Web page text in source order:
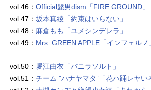
vol.46： Official髭男dism「FIRE GROUND」
vol.47： 坂本真綾「約束はいらない」
vol.48： 麻倉もも「ユメシンデレラ」
vol.49： Mrs. GREEN APPLE「インフェルノ」
vol.50： 堀江由衣「バニラソルト」
vol.51： チーム "ハナヤマタ”「花ハ踊レヤい